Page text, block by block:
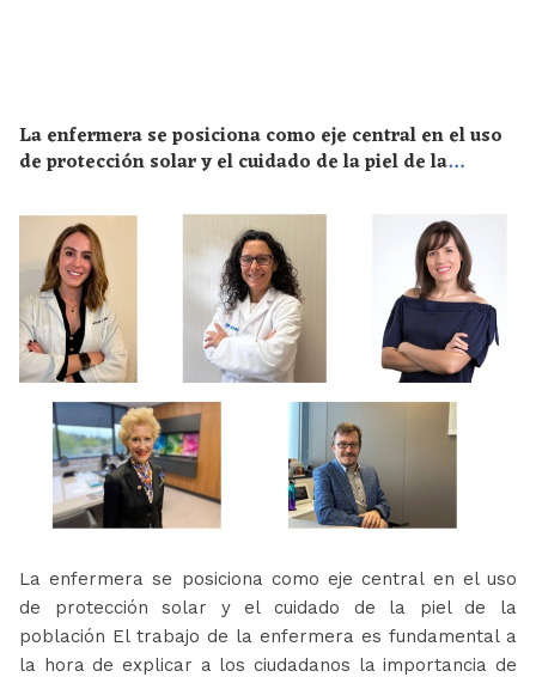
La enfermera se posiciona como eje central en el uso
de protección solar y el cuidado de la piel de la
La enfermera se posiciona como eje central en el uso
de protección solar y el cuidado de la piel de la
población El trabajo de la enfermera es fundamental a
la hora de explicar a los ciudadanos la importancia de